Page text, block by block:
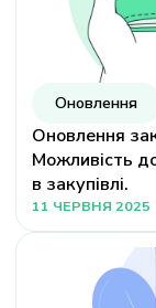
Оновлення
Оновлення
Можливість
в закупівлі.
11 ЧЕРВНЯ 2025